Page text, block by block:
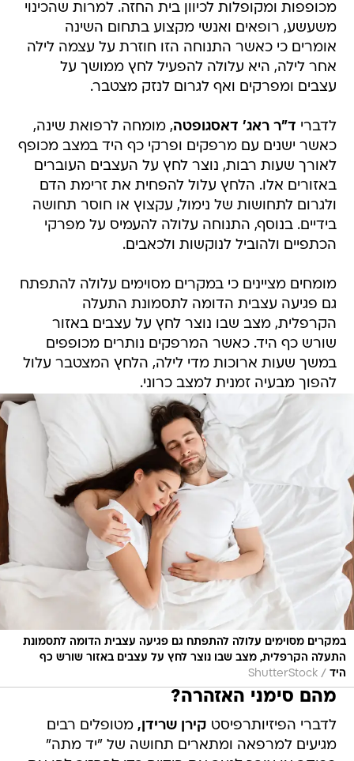
מכופפות ומקופלות לכיוון בית החזה. למרות שהכינוי
משעשע, רופאים ואנשי מקצוע בתחום השינה
אומרים כי כאשר התנוחה הזו חוזרת על עצמה לילה
אחר לילה, היא עלולה להפעיל לחץ ממושך על
עצבים ומפרקים ואף לגרום לנזק מצטבר.
לדברי ד"ר ראג' דאסגופטה, מומחה לרפואת שינה,
כאשר ישנים עם מרפקים ופרקי כף היד במצב מכופף
לאורך שעות רבות, נוצר לחץ על העצבים העוברים
באזורים אלו. הלחץ עלול להפחית את זרימת הדם
ולגרום לתחושות של נימול, עקצוץ או חוסר תחושה
בידיים. בנוסף, התנוחה עלולה להעמיס על מפרקי
הכתפיים ולהוביל לנוקשות ולכאבים.
מומחים מציינים כי במקרים מסוימים עלולה להתפתח
גם פגיעה עצבית הדומה לתסמונת התעלה
הקרפלית, מצב שבו נוצר לחץ על עצבים באזור
שורש כף היד. כאשר המרפקים נותרים מכופפים
במשך שעות ארוכות מדי לילה, הלחץ המצטבר עלול
להפוך מבעיה זמנית למצב כרוני.
במקרים מסוימים עלולה להתפתח גם פגיעה עצבית הדומה לתסמונת
התעלה הקרפלית, מצב שבו נוצר לחץ על עצבים באזור שורש כף
היד /
ShutterStock
מהם סימני האזהרה?
לדברי הפיזיותרפיסט קירן שרידן, מטופלים רבים
מגיעים למרפאה ומתארים תחושה של "יד מתה"